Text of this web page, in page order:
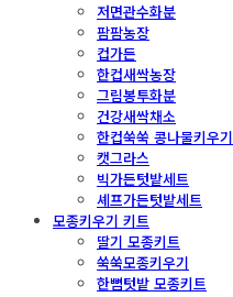
저면관수화분
팜팜농장
컵가든
한컵새싹농장
그림봉투화분
건강새싹채소
한컵쑥쑥 콩나물키우기
캣그라스
빅가든텃밭세트
셰프가든텃밭세트
모종키우기 키트
딸기 모종키트
쑥쑥모종키우기
한뼘텃밭 모종키트